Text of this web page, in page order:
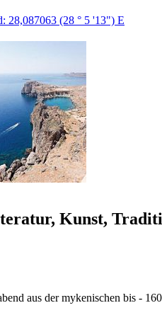
28,087063 (28 ° 5 '13") E
Kunst,
aus der mykenischen bis -